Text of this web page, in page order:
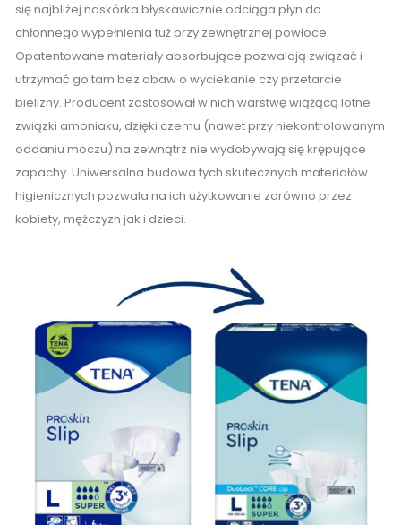
się najbliżej naskórka błyskawicznie odciąga płyn do
chłonnego wypełnienia tuż przy zewnętrznej powłoce.
Opatentowane materiały absorbujące pozwalają związać i
utrzymać go tam bez obaw o wyciekanie czy przetarcie
bielizny. Producent zastosował w nich warstwę wiążącą lotne
związki amoniaku, dzięki czemu (nawet przy niekontrolowanym
oddaniu moczu) na zewnątrz nie wydobywają się krępujące
zapachy. Uniwersalna budowa tych skutecznych materiałów
higienicznych pozwala na ich użytkowanie zarówno przez
kobiety, mężczyzn jak i dzieci.